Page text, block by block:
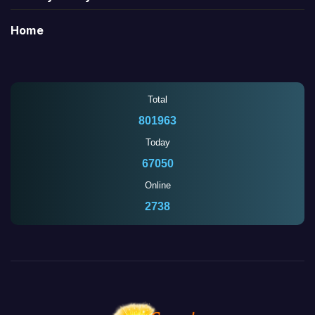
Home
Total
801963
Today
67050
Online
2738